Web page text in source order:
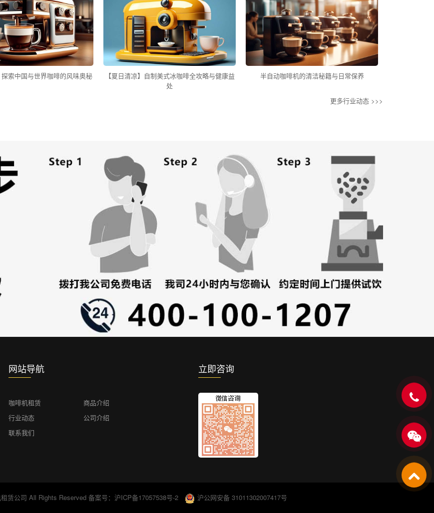
探索中国与世界咖啡的风味奥秘
【夏日清凉】自制美式冰咖啡全攻略与健康益
处
半自动咖啡机的清洁秘籍与日常保养
更多行业动态 >>>
网站导航
咖啡机租赁
商品介绍
行业动态
公司介绍
联系我们
立即咨询
赁公司 All Rights Reserved 备案号：沪ICP备17057538号-2 沪公网安备 31011302007417号